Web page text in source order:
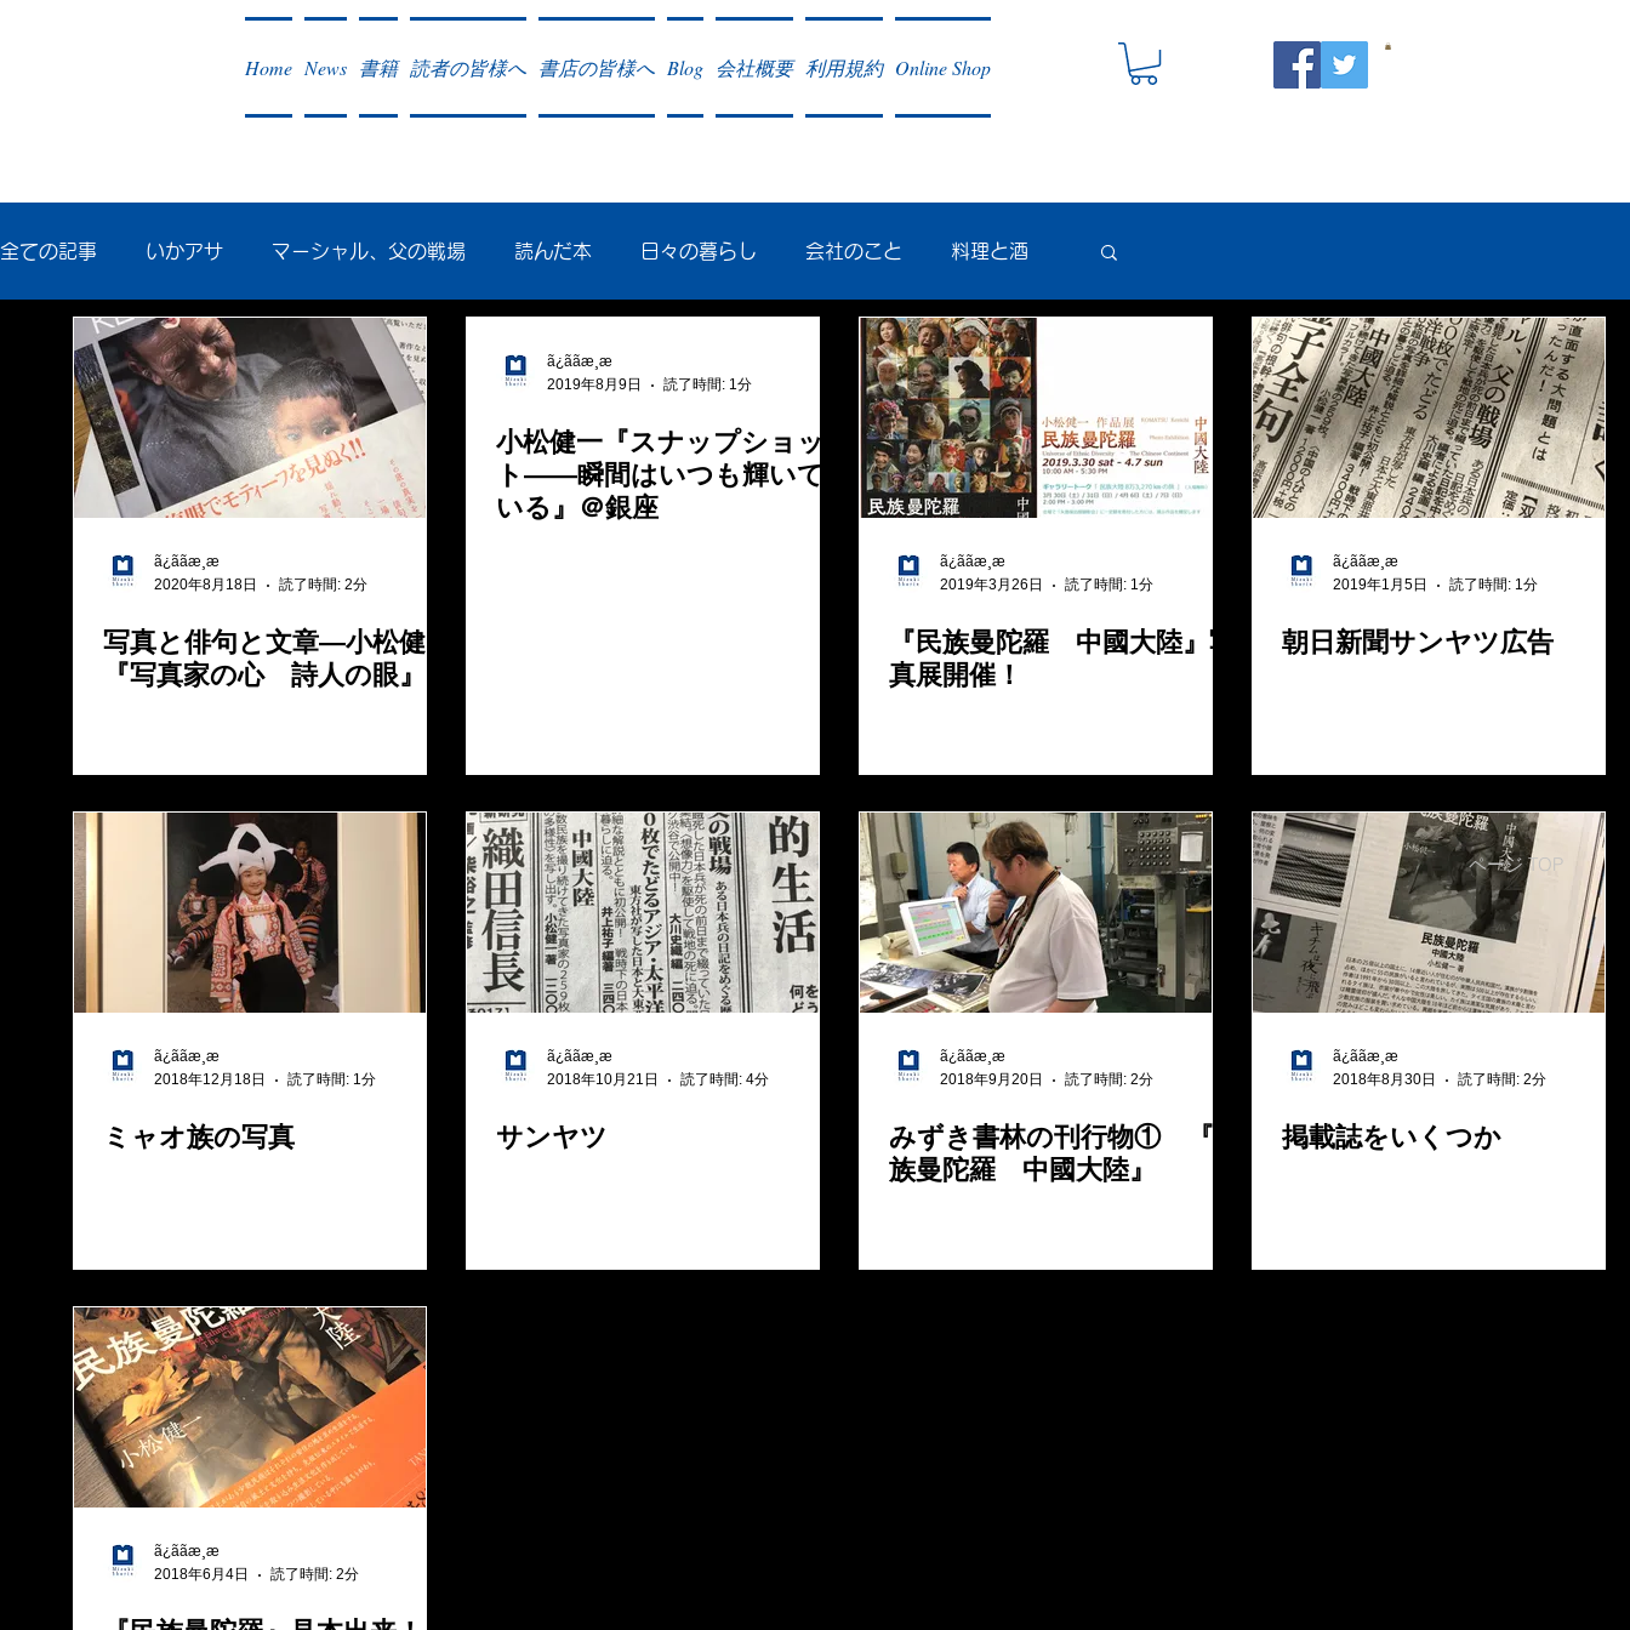
Home News 書籍 読者の皆様へ 書店の皆様へ Blog 会社概要 利用規約 Online Shop
ページ TOP
全ての記事 いかアサ マーシャル、父の戦場 読んだ本 日々の暮らし 会社のこと 料理と酒
秘蔵写真200枚でたどるアジア・太平洋戦争
作った本・作っている本 記事掲載・広告 病気のこと クリーム 往復書簡
ã¿ããæ¸æ
2020年8月18日
読了時間: 2分
写真と俳句と文章―小松健一
『写真家の心 詩人の眼』
ã¿ããæ¸æ
2019年8月9日
読了時間: 1分
小松健一『スナップショッ
ト――瞬間はいつも輝いて
いる』＠銀座
ã¿ããæ¸æ
2019年3月26日
読了時間: 1分
『民族曼陀羅 中國大陸』写
真展開催！
ã¿ããæ¸æ
2019年1月5日
読了時間: 1分
朝日新聞サンヤツ広告
ã¿ããæ¸æ
2018年12月18日
読了時間: 1分
ミャオ族の写真
ã¿ããæ¸æ
2018年10月21日
読了時間: 4分
サンヤツ
ã¿ããæ¸æ
2018年9月20日
読了時間: 2分
みずき書林の刊行物① 『民
族曼陀羅 中國大陸』
ã¿ããæ¸æ
2018年8月30日
読了時間: 2分
掲載誌をいくつか
ã¿ããæ¸æ
2018年6月4日
読了時間: 2分